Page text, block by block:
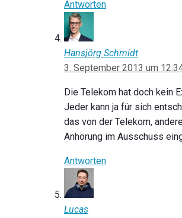
Antworten
Hansjörg Schmidt
3. September 2013 um
Die Telekom hat doch kein
Jeder kann ja für sich
das von der Telekom,
Anhörung im Ausschuss
Antworten
Lucas